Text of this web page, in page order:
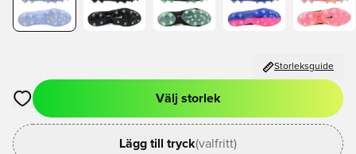
Storleksguide
Öppnar en Modal för att logga in eller registrera dig som
Välj storlek
Lägg till tryck(valfritt)